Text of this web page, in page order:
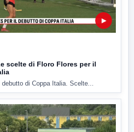
▶
scelte di Floro Flores per il
debutto di Coppa Italia. Scelte...